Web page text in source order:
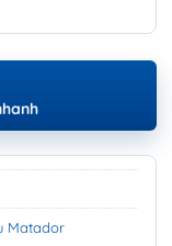
Matador